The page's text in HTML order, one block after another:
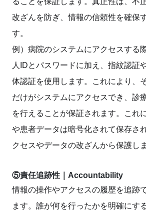
改ざんを防ぎ、情報の信頼性を確保
す。
例）病院のシステムにアクセスする
人IDとパスワードに加え、指紋認証
体認証を使用します。これにより、
だけがシステムにアクセスでき、診
を行えることが保証されます。これ
や患者データは暗号化されて保存さ
クセスやデータの改ざんから保護しま
⑤責任追跡性｜Accountability
情報の操作やアクセスの履歴を追跡
ます。誰が何を行ったかを明確にす